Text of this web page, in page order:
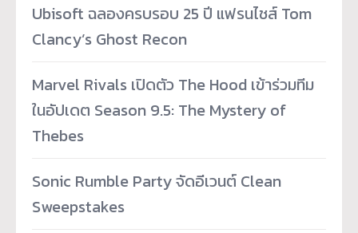
Ubisoft ฉลองครบรอบ 25 ปี แฟรนไชส์ Tom
Clancy’s Ghost Recon
Marvel Rivals เปิดตัว The Hood เข้าร่วมทีม
ในอัปเดต Season 9.5: The Mystery of
Thebes
Sonic Rumble Party จัดอีเวนต์ Clean
Sweepstakes